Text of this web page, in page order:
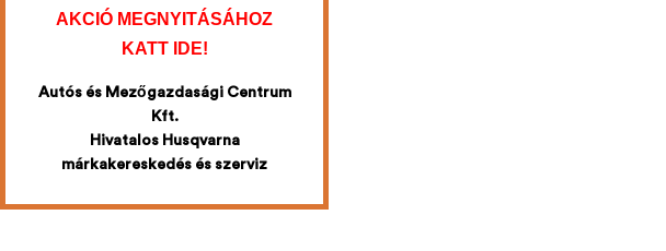
AKCIÓ MEGNYITÁSÁHOZ
KATT IDE!
Autós és Mezőgazdasági Centrum
Kft.
Hivatalos Husqvarna
márkakereskedés és szerviz